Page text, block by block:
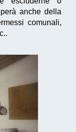
anche della
comunali,